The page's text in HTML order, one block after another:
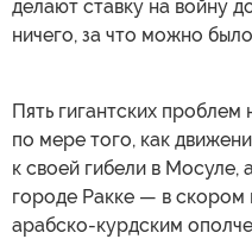
делают ставку на войну
ничего, за что можно
Пять гигантских
по мере того, как
к своей гибели в Мосуле,
городе Ракке — в скором
арабско-курдским